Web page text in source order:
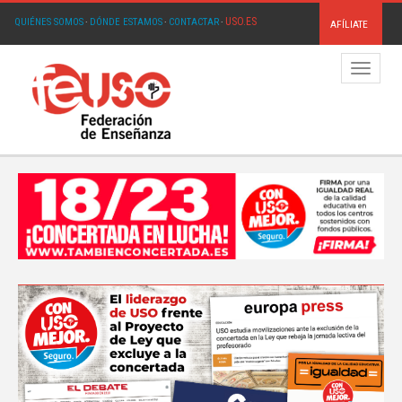
QUIÉNES SOMOS· DÓNDE ESTAMOS· CONTACTAR· USO.ES AFÍLIATE
Menú